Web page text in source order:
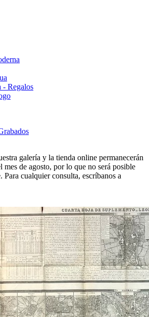
- Regalos
galería y la tienda online permanecerán
mes de agosto, por lo que no será posible
Para cualquier consulta, escríbanos a